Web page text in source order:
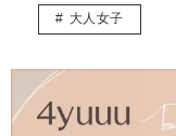
よろしくお願いします。
大人女子